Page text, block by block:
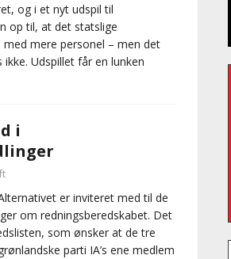
og i et nyt udspil til
op til, at det statslige
med mere personel – men det
Udspillet får en lunken
i
er inviteret med til de
om redningsberedskabet. Det
som ønsker at de tre
parti IA’s ene medlem